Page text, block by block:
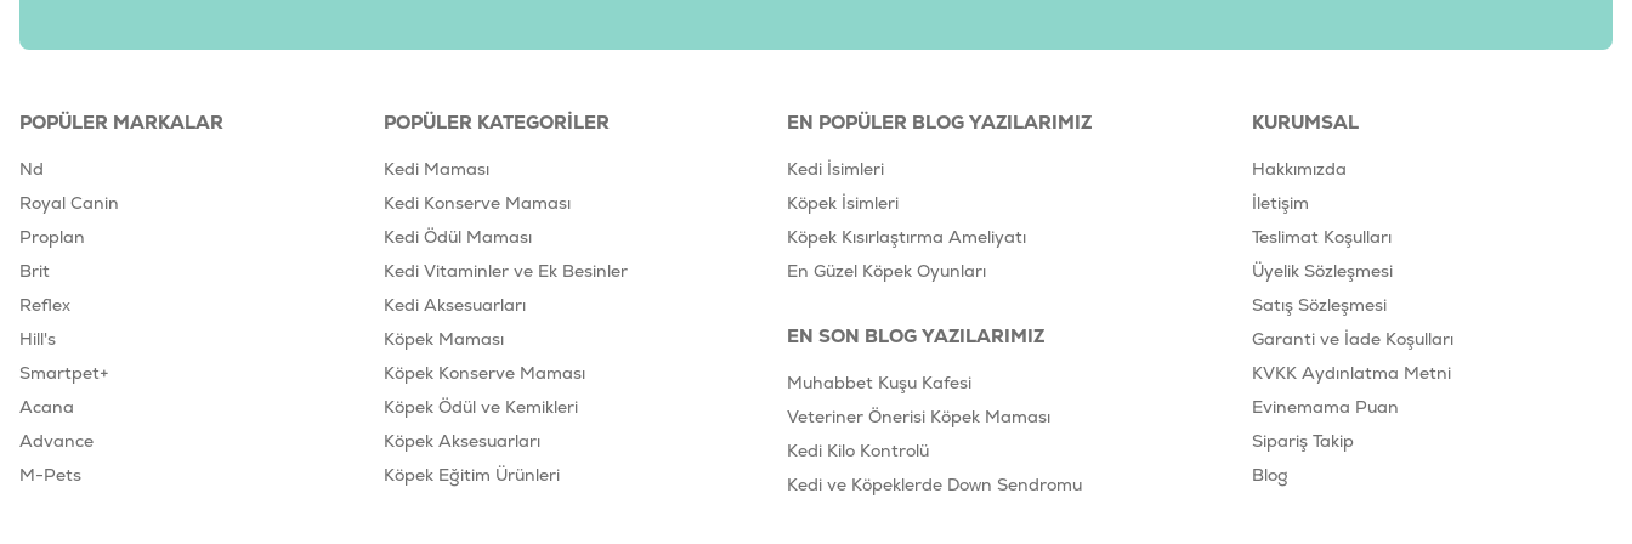
bulundurunuz.
Barkod
:
8698995033398
Tedarikçi Ürün Kodu
POPÜLER MARKALAR
Nd
Royal Canin
Proplan
Brit
Reflex
Hill's
Smartpet+
Acana
Advance
M-Pets
POPÜLER KATEGORILER
Kedi Maması
Kedi Konserve Maması
Kedi Ödül Maması
Kedi Vitaminler ve Ek Besinler
Kedi Aksesuarları
Köpek Maması
Köpek Konserve Maması
Köpek Ödül ve Kemikleri
Köpek Aksesuarları
Köpek Eğitim Ürünleri
EN POPÜLER BLOG YAZILARIMIZ
Kedi İsimleri
Köpek İsimleri
Köpek Kısırlaştırma Ameliyatı
En Güzel Köpek Oyunları
EN SON BLOG YAZILARIMIZ
Muhabbet Kuşu Kafesi
Veteriner Önerisi Köpek Maması
Kedi Kilo Kontrolü
Kedi ve Köpeklerde Down Sendromu
KURUMSAL
Hakkımızda
İletişim
Teslimat Koşulları
Üyelik Sözleşmesi
Satış Sözleşmesi
Garanti ve İade Koşulları
KVKK Aydınlatma Metni
Evinemama Puan
Sipariş Takip
Blog